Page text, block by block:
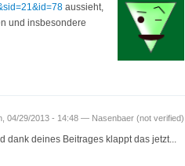
aussieht,
und insbesondere
04/29/2013 - 14:48 — Nasenbaer (not verified)
dank deines Beitrages klappt das jetzt...